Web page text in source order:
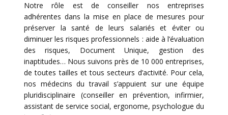
Notre rôle est de conseiller nos entreprises
adhérentes dans la mise en place de mesures pour
préserver la santé de leurs salariés et éviter ou
diminuer les risques professionnels : aide à l’évaluation
des risques, Document Unique, gestion des
inaptitudes… Nous suivons près de 10 000 entreprises,
de toutes tailles et tous secteurs d’activité. Pour cela,
nos médecins du travail s’appuient sur une équipe
pluridisciplinaire (conseiller en prévention, infirmier,
assistant de service social, ergonome, psychologue du